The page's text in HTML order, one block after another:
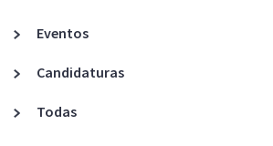
Eventos
Candidaturas
Todas